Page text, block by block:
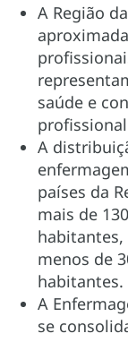
A Região
saúde e
A
países da
mais de
habitantes,
menos de
habitantes.
A
se